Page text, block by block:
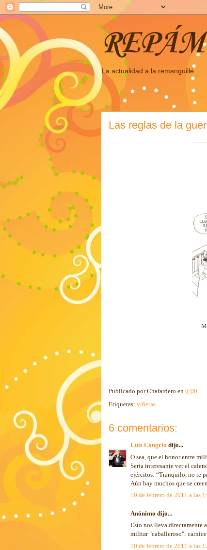
La actualidad a la remanguillé
Las reglas de la
Publicado porChafardero en 0:00
Etiquetas: viñetas
6 comentarios:
Luis Cóngrio dijo...
O sea, que el honor entre
Sería interesante ver el
ejércitos: “Tranquilo, no te
Aún hay muchos que se
10 de febrero de 2011 a las
Anónimo dijo...
Esto nos lleva directamente
militar "caballeroso":
10 de febrero de 2011 a las